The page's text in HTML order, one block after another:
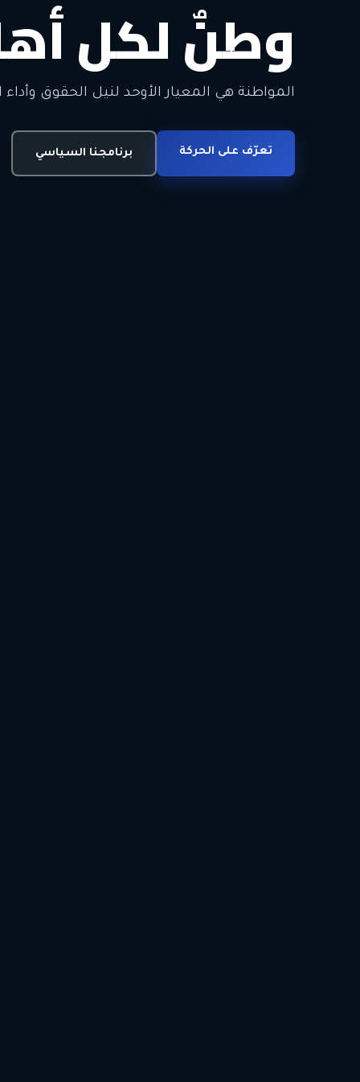
وطنٌ لكل
المواطنة هي المعيار الأوحد لنيل الحقوق وأداء
تعرّف على الحركة برنامجنا السياسي
معاً من أجل
الحرية • الوحدة • السلام • الديمقراطية
انضم للحركة اتصل بنا